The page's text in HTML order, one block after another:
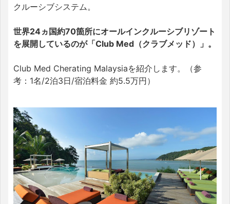
クルーシブシステム。
世界24ヵ国約70箇所にオールインクルーシブリゾート
を展開しているのが「Club Med（クラブメッド）」。
Club Med Cherating Malaysiaを紹介します。（参
考：1名/2泊3日/宿泊料金 約5.5万円）